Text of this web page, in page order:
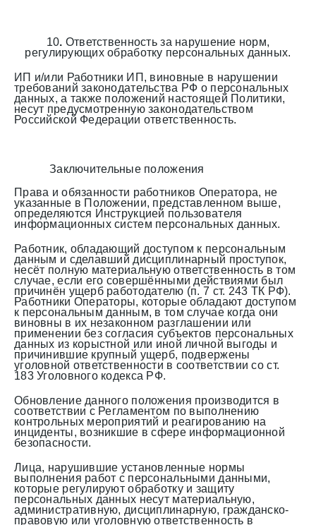
10. Ответственность за нарушение норм,
регулирующих обработку персональных данных.
ИП и/или Работники ИП, виновные в нарушении
требований законодательства РФ о персональных
данных, а также положений настоящей Политики,
несут предусмотренную законодательством
Российской Федерации ответственность.
Заключительные положения
Права и обязанности работников Оператора, не
указанные в Положении, представленном выше,
определяются Инструкцией пользователя
информационных систем персональных данных.
Работник, обладающий доступом к персональным
данным и сделавший дисциплинарный проступок,
несёт полную материальную ответственность в том
случае, если его совершёнными действиями был
причинён ущерб работодателю (п. 7 ст. 243 ТК РФ).
Работники Операторы, которые обладают доступом
к персональным данным, в том случае когда они
виновны в их незаконном разглашении или
применении без согласия субъектов персональных
данных из корыстной или иной личной выгоды и
причинившие крупный ущерб, подвержены
уголовной ответственности в соответствии со ст.
183 Уголовного кодекса РФ.
Обновление данного положения производится в
соответствии с Регламентом по выполнению
контрольных мероприятий и реагированию на
инциденты, возникшие в сфере информационной
безопасности.
Лица, нарушившие установленные нормы
выполнения работ с персональными данными,
которые регулируют обработку и защиту
персональных данных несут материальную,
административную, дисциплинарную, гражданско-
правовую или уголовную ответственность в